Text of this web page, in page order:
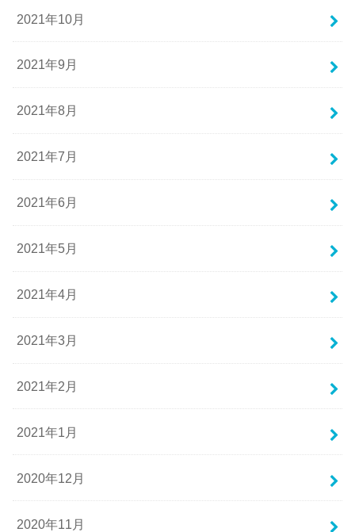
2021年10月
2021年9月
2021年8月
2021年7月
2021年6月
2021年5月
2021年4月
2021年3月
2021年2月
2021年1月
2020年12月
2020年11月